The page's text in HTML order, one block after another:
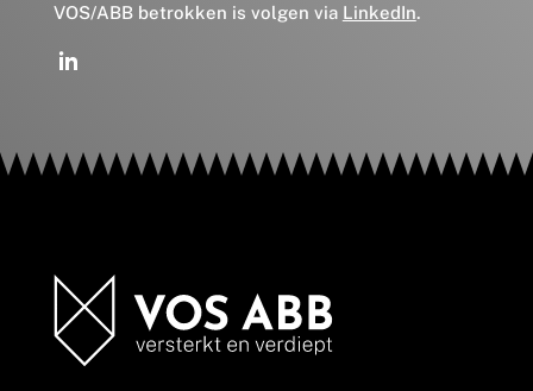
VOS/ABB betrokken is volgen via LinkedIn.